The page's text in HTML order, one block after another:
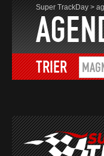
Super TrackDay>
TRIER